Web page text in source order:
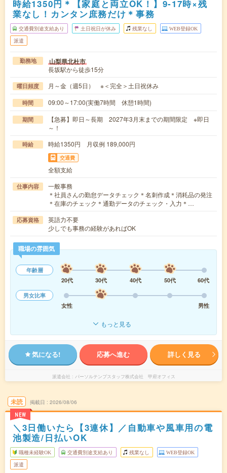
時給1350円＊【家庭と両立OK！】9‐17時×残
業なし！カンタン庶務だけ＊事務
交通費別途支給あり 土日祝日が休み 残業なし WEB登録OK
派遣
勤務地 山梨県北杜市
長坂駅から徒歩15分
曜日頻度 月～金（週5日） ※＜完全＞土日祝休み
時間 09:00～17:00(実働7時間 休憩1時間)
期間
【急募】即日～長期 2027年3月末までの期間限定 ※即日
～！
時給 時給1350円 月収例 189,000円
交通費
全額支給
仕事内容
一般事務
＊社員さんの勤怠データチェック＊名刺作成＊消耗品の発注
＊在庫のチェック＊通勤データのチェック・入力＊…
応募資格
英語力不要
少しでも事務の経験があればOK
職場の雰囲気
年齢層
20代
30代 40代 50代
60代
男女比率
女性
男性
もっと見る
気になる! 応募へ進む 詳しく見る
派遣会社 パーソルテンプスタッフ株式会社 甲府オフィス
未読
NEW
掲載日 2026/08/06
＼3日働いたら【3連休】／自動車や風車用の電
池製造/日払いOK
職種未経験OK 交通費別途支給あり 残業なし WEB登録OK
派遣